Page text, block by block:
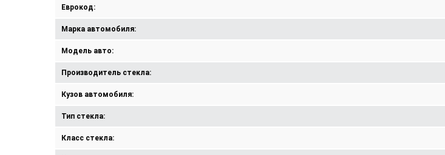
Еврокод:
Марка автомобиля:
Модель авто:
Производитель стекла:
Кузов автомобиля:
Тип стекла:
Класс стекла: